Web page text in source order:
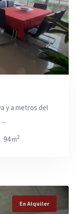
y a metros del
94 m2
En Alquiler